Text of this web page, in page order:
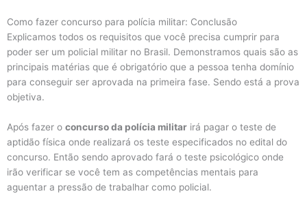
Como fazer concurso para polícia militar: Conclusão
Explicamos todos os requisitos que você precisa cumprir para
poder ser um policial militar no Brasil. Demonstramos quais são as
principais matérias que é obrigatório que a pessoa tenha domínio
para conseguir ser aprovada na primeira fase. Sendo está a prova
objetiva.
Após fazer o concurso da polícia militar irá pagar o teste de
aptidão física onde realizará os teste especificados no edital do
concurso. Então sendo aprovado fará o teste psicológico onde
irão verificar se você tem as competências mentais para
aguentar a pressão de trabalhar como policial.